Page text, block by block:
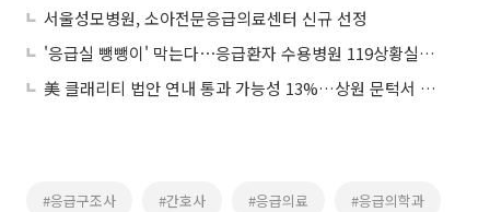
서울성모병원, 소아전문응급의료센터 신규 선정
'응급실 뺑뺑이' 막는다⋯응급환자 수용병원 119상황실이 ‘지정’
美 클래리티 법안 연내 통과 가능성 13%…상원 문턱서 제동
#응급구조사 #간호사 #응급의료 #응급의학과